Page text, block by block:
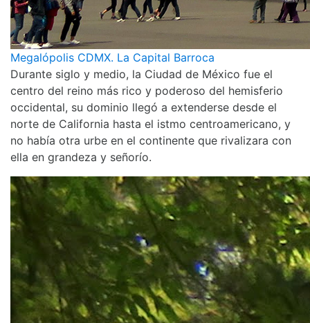
Megalópolis CDMX. La Capital Barroca
Durante siglo y medio, la Ciudad de México fue el
centro del reino más rico y poderoso del hemisferio
occidental, su dominio llegó a extenderse desde el
norte de California hasta el istmo centroamericano, y
no había otra urbe en el continente que rivalizara con
ella en grandeza y señorío.